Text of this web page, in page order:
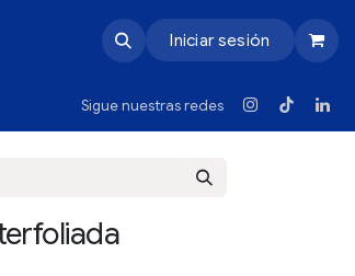
Iniciar sesión
Sigue nuestras redes